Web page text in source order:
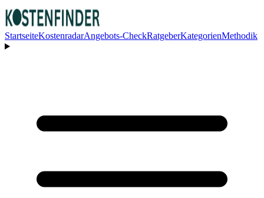
StartseiteKostenradarAngebots-CheckRatgeberKategorienMethodik